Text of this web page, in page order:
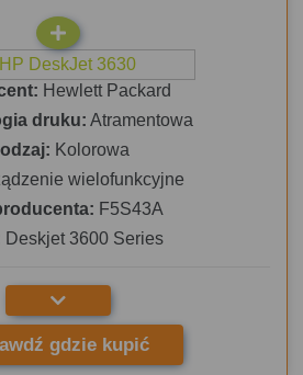
Hewlett Packard
druku: Atramentowa
Kolorowa
wielofunkcyjne
F5S43A
Deskjet 3600 Series
gdzie kupić